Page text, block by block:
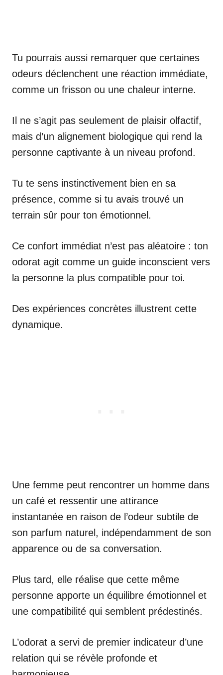
Tu pourrais aussi remarquer que certaines
odeurs déclenchent une réaction immédiate,
comme un frisson ou une chaleur interne.
Il ne s’agit pas seulement de plaisir olfactif,
mais d’un alignement biologique qui rend la
personne captivante à un niveau profond.
Tu te sens instinctivement bien en sa
présence, comme si tu avais trouvé un
terrain sûr pour ton émotionnel.
Ce confort immédiat n’est pas aléatoire : ton
odorat agit comme un guide inconscient vers
la personne la plus compatible pour toi.
Des expériences concrètes illustrent cette
dynamique.
Une femme peut rencontrer un homme dans
un café et ressentir une attirance
instantanée en raison de l’odeur subtile de
son parfum naturel, indépendamment de son
apparence ou de sa conversation.
Plus tard, elle réalise que cette même
personne apporte un équilibre émotionnel et
une compatibilité qui semblent prédestinés.
L’odorat a servi de premier indicateur d’une
relation qui se révèle profonde et